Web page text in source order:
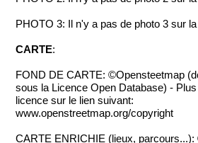
PHOTO 3: Il n'y a pas de photo 3 sur
CARTE:
FOND DE CARTE: ©Opensteetmap
sous la Licence Open Database) -
licence sur le lien suivant:
www.openstreetmap.org/copyright
CARTE ENRICHIE (lieux,